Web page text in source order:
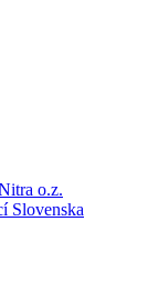
o.z.
Slovenska